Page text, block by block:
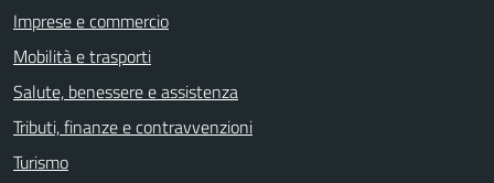
Imprese e commercio
Mobilità e trasporti
Salute, benessere e assistenza
Tributi, finanze e contravvenzioni
Turismo